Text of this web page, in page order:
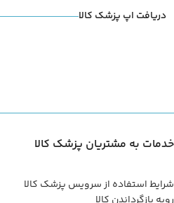
دریافت اپ پزشک کالا
خدمات به مشتریان پزشک کالا
شرایط استفاده از سرویس پزشک کالا